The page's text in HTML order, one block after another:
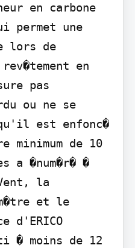
en carbone
permet une
lors de
en
pas
ou ne se
est enfonc�
minimum de 10
a �num�r� �
la
et le
d'ERICO
� moins de 12